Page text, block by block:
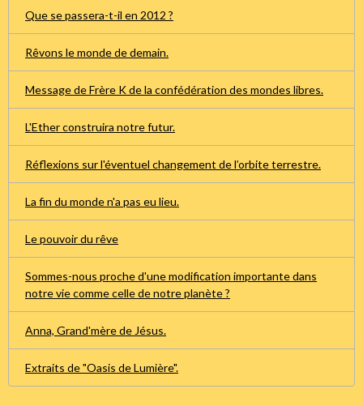
Que se passera-t-il en 2012 ?
Rêvons le monde de demain.
Message de Frère K de la confédération des mondes libres.
L'Ether construira notre futur.
Réflexions sur l'éventuel changement de l’orbite terrestre.
La fin du monde n'a pas eu lieu.
Le pouvoir du rêve
Sommes-nous proche d'une modification importante dans
notre vie comme celle de notre planète ?
Anna, Grand'mère de Jésus.
Extraits de "Oasis de Lumière".